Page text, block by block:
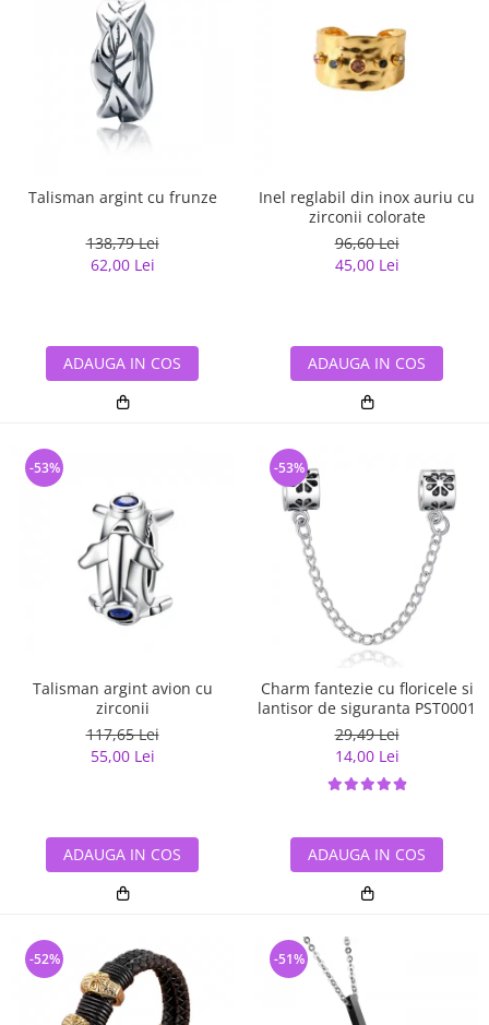
Talisman argint cu frunze
138,79 Lei
62,00 Lei
ADAUGA IN COS
Inel reglabil din inox auriu cu
zirconii colorate
96,60 Lei
45,00 Lei
ADAUGA IN COS
Talisman argint avion cu
zirconii
117,65 Lei
55,00 Lei
-53%
ADAUGA IN COS
Charm fantezie cu floricele si
lantisor de siguranta PST0001
29,49 Lei
14,00 Lei
-53%
ADAUGA IN COS
-52% -51%